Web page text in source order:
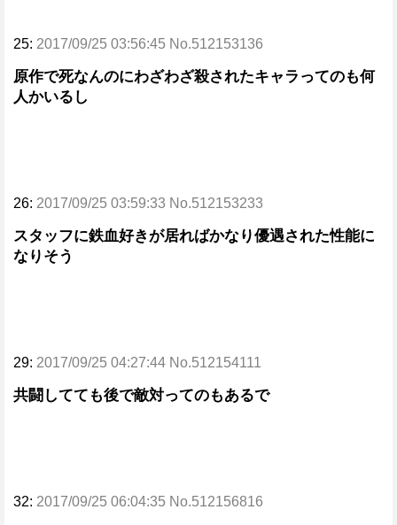
25: 2017/09/25 03:56:45 No.512153136
原作で死なんのにわざわざ殺されたキャラってのも何
人かいるし
26: 2017/09/25 03:59:33 No.512153233
スタッフに鉄血好きが居ればかなり優遇された性能に
なりそう
29: 2017/09/25 04:27:44 No.512154111
共闘してても後で敵対ってのもあるで
32: 2017/09/25 06:04:35 No.512156816